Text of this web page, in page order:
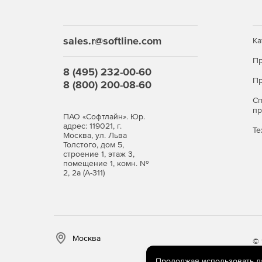
Полностью переработана обработка
Добавлена возможность создавать отчеты
Доработан экспорт отчетов в Microsoft Excel
Расширенные возможности фильтрации и
Поддержка Squid.
Добавлен отчет по типу контента.
sales.r@softline.com
8 (495) 232-00-60
8 (800) 200-08-60
ПАО «Софтлайн». Юр.
адрес: 119021, г.
Москва, ул. Льва
Толстого, дом 5,
строение 1, этаж 3,
помещение 1, комн. №
2, 2а (А-311)
Москва ©